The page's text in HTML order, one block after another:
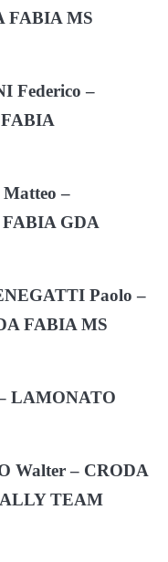
FABIA MS
Federico –
–
GDA
Paolo –
FABIA MS
LAMONATO
Walter – CRODA
TEAM